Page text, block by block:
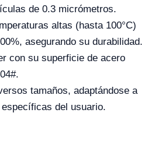
de 0.3 micrómetros.
altas (hasta 100°C)
asegurando su durabilidad.
con su superficie de acero
tamaños, adaptándose a
del usuario.